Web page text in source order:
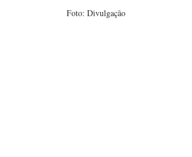
Foto: Divulgação